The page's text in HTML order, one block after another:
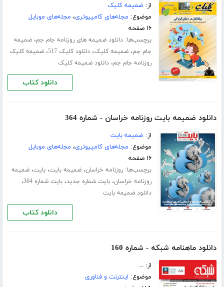
از: ضمیمه کلیک
موضوع: مجله‌های کامپیوتری، مجله‌های موبایل
۱۶ صفحه
برچسب‌ها:دانلود ضمیمه های روزنامه جام جم،ضمیمه
جام جم،ضمیمه کلیک،دانلود کلیک 517 ،ضمیمه کلیک
روزنامه جام جم،دانلود ضمیمه کلیک
دانلود کتاب
دانلود ضمیمه بایت روزنامه خراسان - شماره 364
از: ضمیمه بایت
موضوع: مجله‌های کامپیوتری، مجله‌های موبایل
۱۶ صفحه
برچسب‌ها:روزنامه خراسان،ضمیمه بایت،بایت،ضمیمه
روزنامه خراسان،بایت شماره جدید،بایت شماره 364 ،
دانلود ضمیمه بایت
دانلود کتاب
دانلود ماهنامه شبکه - شماره 160
از: ...
موضوع: اینترنت و فناوری